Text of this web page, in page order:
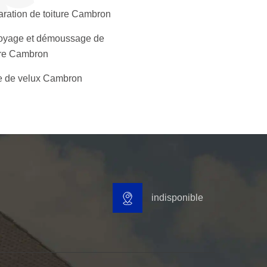
de toiture Cambron
et démoussage de
Cambron
de velux Cambron
indisponible